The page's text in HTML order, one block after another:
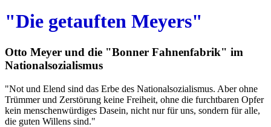
"Die getauften Meyers"
Otto Meyer und die "Bonner Fahnenfabrik" im
Nationalsozialismus
"Not und Elend sind das Erbe des Nationalsozialismus. Aber ohne
Trümmer und Zerstörung keine Freiheit, ohne die furchtbaren Opfer
kein menschenwürdiges Dasein, nicht nur für uns, sondern für alle,
die guten Willens sind."